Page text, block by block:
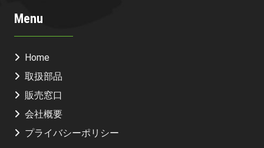
Menu
Home
取扱部品
販売窓口
会社概要
プライバシーポリシー